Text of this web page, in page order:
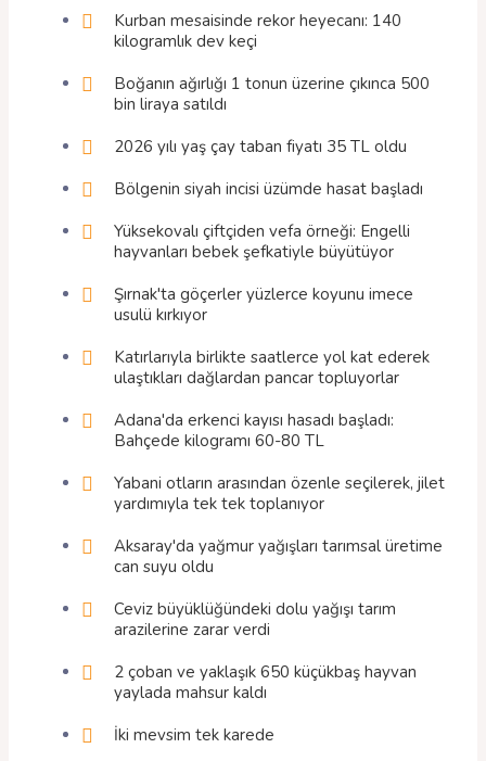
Kurban mesaisinde rekor heyecanı: 140
kilogramlık dev keçi
Boğanın ağırlığı 1 tonun üzerine çıkınca 500
bin liraya satıldı
2026 yılı yaş çay taban fiyatı 35 TL oldu
Bölgenin siyah incisi üzümde hasat başladı
Yüksekovalı çiftçiden vefa örneği: Engelli
hayvanları bebek şefkatiyle büyütüyor
Şırnak'ta göçerler yüzlerce koyunu imece
usulü kırkıyor
Katırlarıyla birlikte saatlerce yol kat ederek
ulaştıkları dağlardan pancar topluyorlar
Adana'da erkenci kayısı hasadı başladı:
Bahçede kilogramı 60-80 TL
Yabani otların arasından özenle seçilerek, jilet
yardımıyla tek tek toplanıyor
Aksaray'da yağmur yağışları tarımsal üretime
can suyu oldu
Ceviz büyüklüğündeki dolu yağışı tarım
arazilerine zarar verdi
2 çoban ve yaklaşık 650 küçükbaş hayvan
yaylada mahsur kaldı
İki mevsim tek karede